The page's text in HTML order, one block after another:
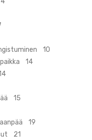
10
14
15
19
21